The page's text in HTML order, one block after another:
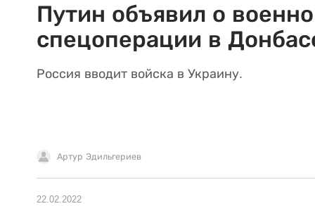
Путин объявил о
спецоперации в
Россия вводит войска в Украину.
Артур Эдильгериев
22.02.2022